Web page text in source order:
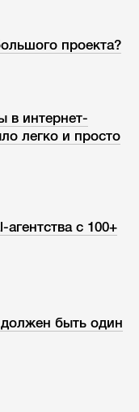
проекта?
в интернет-
легко и просто
с 100+
быть один